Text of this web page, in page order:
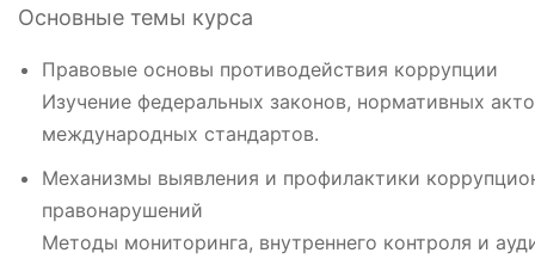
Основные темы курса
Правовые основы противодействия коррупции
Изучение федеральных законов, нормативных
международных стандартов.
Механизмы выявления и профилактики
правонарушений
Методы мониторинга, внутреннего контроля и